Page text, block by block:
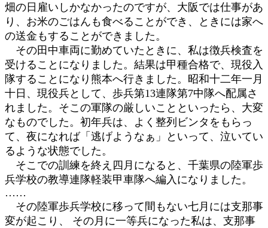
畑の日雇いしかなかったのですが、大阪では仕事があ
り、お米のごはんも食べることができ、ときには家へ
の送金もすることができました。
その田中車両に勤めていたときに、私は徴兵検査を
受けることになりました。結果は甲種合格で、現役入
隊することになり熊本へ行きました。昭和十二年一月
十日、現役兵として、歩兵第13連隊第7中隊へ配属さ
れました。そこの軍隊の厳しいことといったら、大変
なものでした。初年兵は、よく整列ビンタをもらっ
て、夜になれば「逃げようなぁ」といって、泣いてい
るような状態でした。
そこでの訓練を終え四月になると、千葉県の陸軍歩
兵学校の教導連隊軽装甲車隊へ編入になりました。
……
その陸軍歩兵学校に移って間もない七月には支那事
変が起こり、 その月に一等兵になった私は、支那事